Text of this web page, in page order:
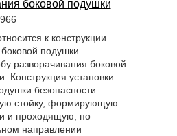
боковой подушки
к конструкции
боковой подушки
разворачивания боковой
Конструкция установки
безопасности
стойку, формирующую
и проходящую, по
направлении